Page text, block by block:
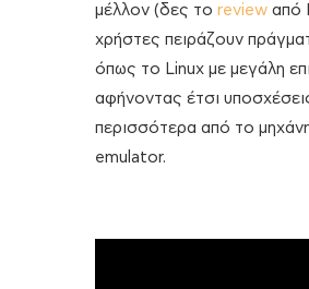
μέλλον (δες το review από
χρήστες πειράζουν
όπως το Linux με μεγάλη
αφήνοντας έτσι
περισσότερα από το
emulator.